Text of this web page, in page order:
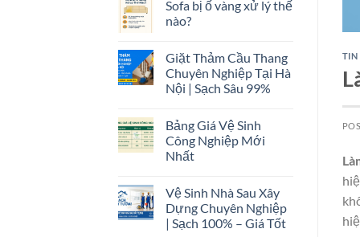
Sofa bị ố vàng xử lý thế
nào?
Giặt Thảm Cầu Thang
Chuyên Nghiệp Tại Hà
Nội | Sạch Sâu 99%
Bảng Giá Vệ Sinh
Công Nghiệp Mới
Nhất
Vệ Sinh Nhà Sau Xây
Dựng Chuyên Nghiệp
| Sạch 100% – Giá Tốt
TIN